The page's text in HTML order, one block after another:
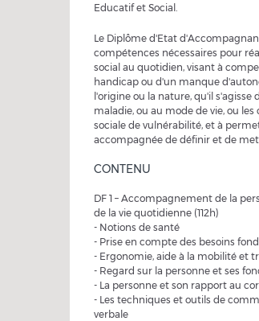
Educatif et Social.
Le Diplôme d'Etat
compétences nécessaires pour
social au quotidien, visant à
handicap ou d'un manque
l'origine ou la nature, qu'il s'agisse
maladie, ou au mode de vie, ou
sociale de vulnérabilité, et à
accompagnée de définir et de
CONTENU
DF 1 – Accompagnement de la
de la vie quotidienne (112h)
- Notions de santé
- Prise en compte des besoins
- Ergonomie, aide à la mobilité et
- Regard sur la personne et ses
- La personne et son rapport au
- Les techniques et outils de
verbale